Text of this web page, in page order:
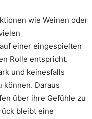
wie Weinen oder
einer eingespielten
Rolle entspricht.
und keinesfalls
können. Daraus
über ihre Gefühle zu
bleibt eine